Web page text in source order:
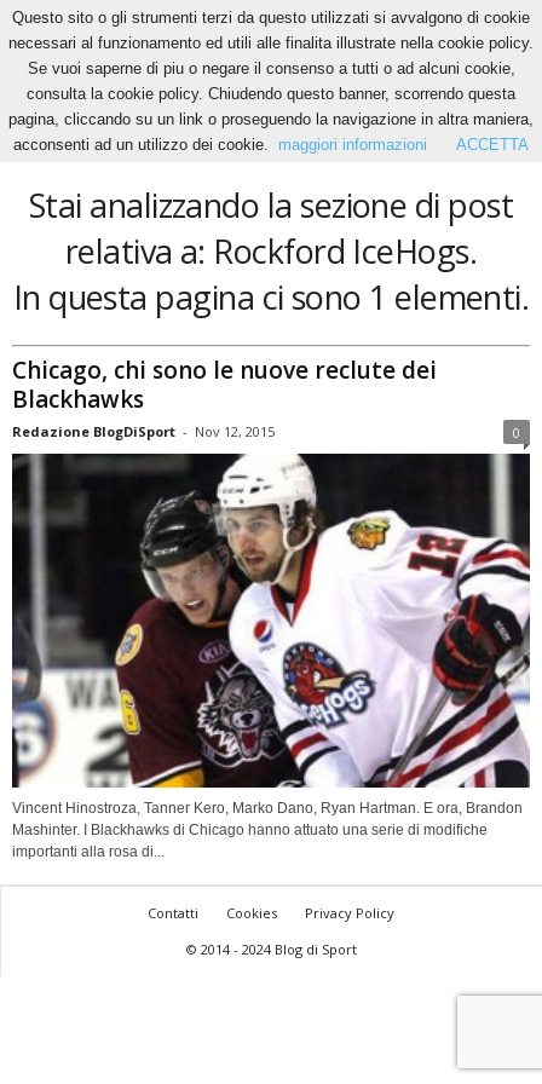
Home Tags Rockford IceHogs
Rockford IceHogs
Stai analizzando la sezione di post
relativa a: Rockford IceHogs.
In questa pagina ci sono 1 elementi.
Chicago, chi sono le nuove reclute dei
Blackhawks
Redazione BlogDiSport - Nov 12, 2015 0
Vincent Hinostroza, Tanner Kero, Marko Dano, Ryan Hartman. E ora, Brandon
Mashinter. I Blackhawks di Chicago hanno attuato una serie di modifiche
importanti alla rosa di...
Contatti Cookies
Privacy Policy
© 2014 - 2024 Blog di Sport
Questo sito o gli strumenti terzi da questo utilizzati si avvalgono di cookie
necessari al funzionamento ed utili alle finalita illustrate nella cookie policy.
Se vuoi saperne di piu o negare il consenso a tutti o ad alcuni cookie,
consulta la cookie policy. Chiudendo questo banner, scorrendo questa
pagina, cliccando su un link o proseguendo la navigazione in altra maniera,
acconsenti ad un utilizzo dei cookie.
maggiori informazioni ACCETTA